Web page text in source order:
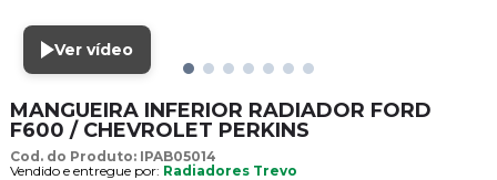
Ver vídeo
MANGUEIRA INFERIOR RADIADOR FORD
F600 / CHEVROLET PERKINS
Cod. do Produto: IPAB05014
Vendido e entregue por: Radiadores Trevo